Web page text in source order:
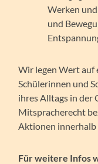
Werken
und
Wir legen Wert auf
Schülerinnen und
ihres Alltags in der
Mitspracherecht
Aktionen innerhalb
Für weitere Infos